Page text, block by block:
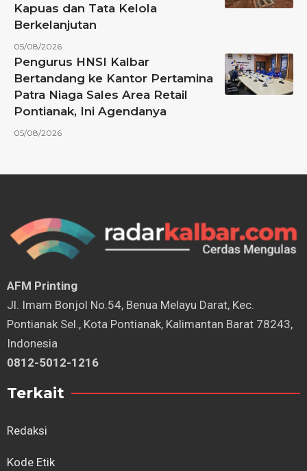
Kapuas dan Tata Kelola
Berkelanjutan
05/08/2026
Pengurus HNSI Kalbar
Bertandang ke Kantor Pertamina
Patra Niaga Sales Area Retail
Pontianak, Ini Agendanya
05/08/2026
AFM Printing
⁠Jl. Imam Bonjol No.54, Benua Melayu Darat, Kec.
Pontianak Sel., Kota Pontianak, Kalimantan Barat 78243,
Indonesia
0812-5012-1216
Terkait
Redaksi
Kode Etik